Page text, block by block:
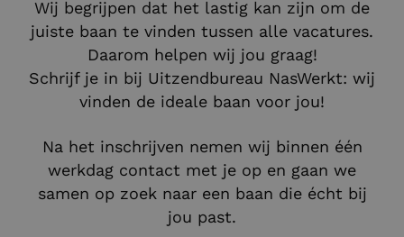
Wij begrijpen dat het lastig kan zijn om de
juiste baan te vinden tussen alle vacatures.
Daarom helpen wij jou graag!
Schrijf je in bij Uitzendbureau NasWerkt: wij
vinden de ideale baan voor jou!
Na het inschrijven nemen wij binnen één
werkdag contact met je op en gaan we
samen op zoek naar een baan die écht bij
jou past.